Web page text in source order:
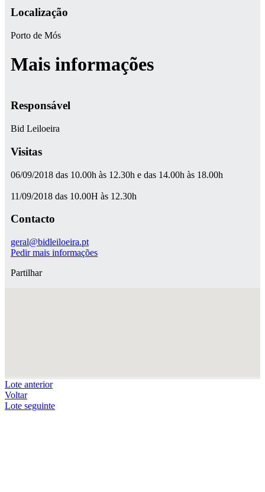
Localização
Porto de Mós
Mais informações
Responsável
Bid Leiloeira
Visitas
06/09/2018 das 10.00h às 12.30h e das 14.00h às 18.00h
11/09/2018 das 10.00H às 12.30h
Contacto
geral@bidleiloeira.pt
Pedir mais informações
Partilhar
Lote anterior
Voltar
Lote seguinte